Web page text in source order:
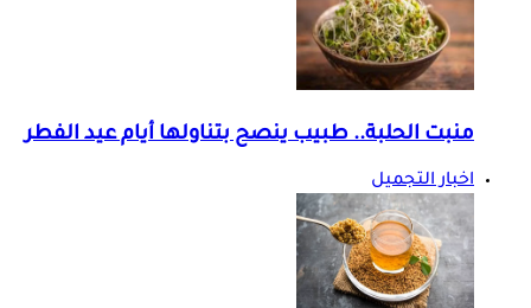
منبت الحلبة.. طبيب ينصح بتناولها أيام عيد الفطر
اخبار التجميل